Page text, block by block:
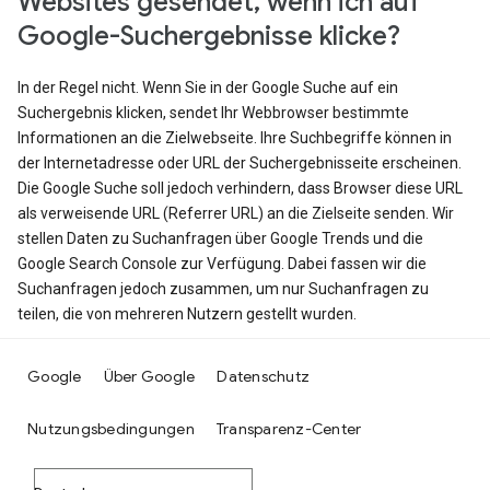
Google-Suchergebnisse klicke?
In der Regel nicht. Wenn Sie in der Google Suche auf ein
Suchergebnis klicken, sendet Ihr Webbrowser bestimmte
Informationen an die Zielwebseite. Ihre Suchbegriffe können in
der Internetadresse oder URL der Suchergebnisseite erscheinen.
Die Google Suche soll jedoch verhindern, dass Browser diese URL
als verweisende URL (Referrer URL) an die Zielseite senden. Wir
stellen Daten zu Suchanfragen über Google Trends und die
Google Search Console zur Verfügung. Dabei fassen wir die
Suchanfragen jedoch zusammen, um nur Suchanfragen zu
teilen, die von mehreren Nutzern gestellt wurden.
Google Über Google Datenschutz
Nutzungsbedingungen Transparenz-Center